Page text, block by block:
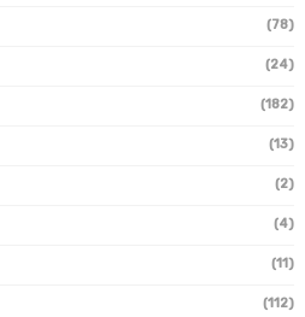
(78)
(24)
(182)
(13)
(2)
(4)
(11)
(112)